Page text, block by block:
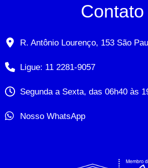
Contato
R. Antônio Lourenço, 153 São
Ligue: 11 2281-9057
Segunda a Sexta, das 06h40 às
Nosso WhatsApp